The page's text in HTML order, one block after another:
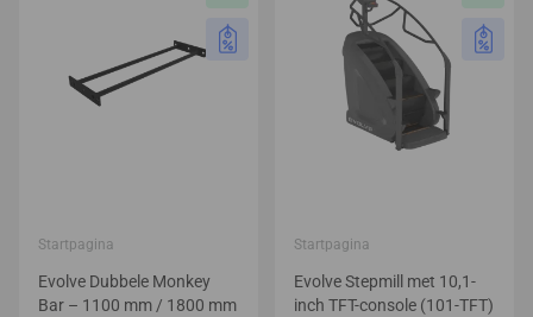
Startpagina
Evolve Dubbele Monkey
Bar – 1100 mm / 1800 mm
Startpagina
Evolve Stepmill met 10,1-
inch TFT-console (101-TFT)